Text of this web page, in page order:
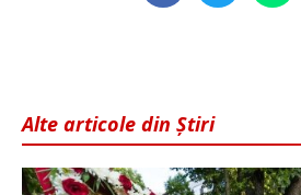
Alte articole din Știri